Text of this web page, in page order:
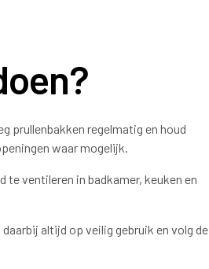
prullenbakken regelmatig en houd
waar mogelijk.
ventileren in badkamer, keuken en
altijd op veilig gebruik en volg de